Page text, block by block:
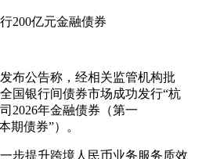
200亿元金融债券
布公告称，经相关监管机构批
国银行间债券市场成功发行“杭
2026年金融债券（第一
期债券”）。
步提升跨境人民币业务服务质效